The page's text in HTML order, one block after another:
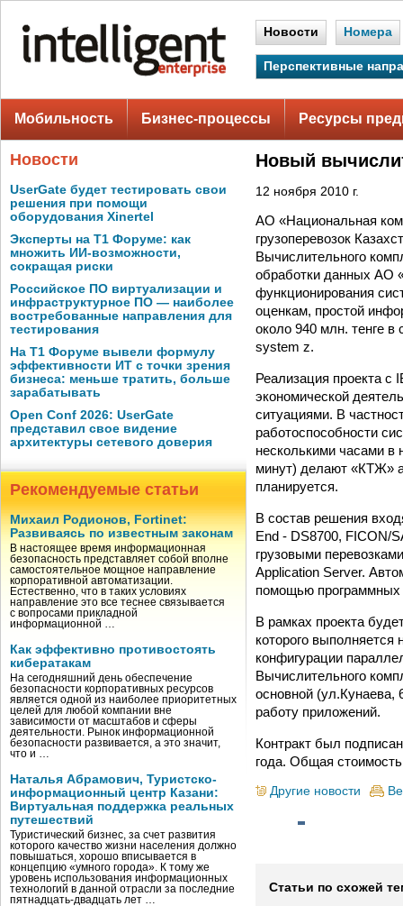
Новости Номера
Перспективные
Мобильность Бизнес-процессы Ресурсы
Новости
UserGate будет тестировать свои
решения при помощи
оборудования Xinertel
Эксперты на Т1 Форуме: как
множить ИИ-возможности,
сокращая риски
Российское ПО виртуализации и
инфраструктурное ПО — наиболее
востребованные направления для
тестирования
На Т1 Форуме вывели формулу
эффективности ИТ с точки зрения
бизнеса: меньше тратить, больше
зарабатывать
Open Conf 2026: UserGate
представил свое видение
архитектуры сетевого доверия
Рекомендуемые статьи
Михаил Родионов, Fortinet:
Развиваясь по известным законам
В настоящее время информационная
безопасность представляет собой вполне
самостоятельное мощное направление
корпоративной автоматизации.
Естественно, что в таких условиях
направление это все теснее связывается
с вопросами прикладной
информационной …
Как эффективно противостоять
кибератакам
На сегодняшний день обеспечение
безопасности корпоративных ресурсов
является одной из наиболее приоритетных
целей для любой компании вне
зависимости от масштабов и сферы
деятельности. Рынок информационной
безопасности развивается, а это значит,
что и …
Наталья Абрамович, Туристско-
информационный центр Казани:
Виртуальная поддержка реальных
путешествий
Туристический бизнес, за счет развития
которого качество жизни населения должно
повышаться, хорошо вписывается в
концепцию «умного города». К тому же
уровень использования информационных
технологий в данной отрасли за последние
пятнадцать-двадцать лет …
Новый
12 ноября 2010 г.
АО «Национальная
грузоперевозок
Вычислительного
обработки данных АО
функционирования
оценкам, простой
около 940 млн. тенге
system z.
Реализация проекта с
экономической
ситуациями. В
работоспособности
несколькими часами в
минут) делают «КТЖ»
планируется.
В состав решения
End - DS8700, FICON/
грузовыми
Application Server.
помощью программных
В рамках проекта
которого
конфигурации
Вычислительного
основной (ул.Кунаева,
работу приложений.
Контракт был
года. Общая
Другие новости
Статьи по схожей